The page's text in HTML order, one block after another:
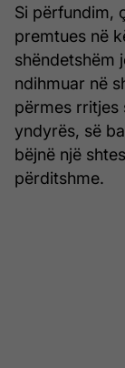
Si përfundim,
premtues në
shëndetshëm
ndihmuar në
përmes rritjes
yndyrës, së
bëjnë një
përditshme.